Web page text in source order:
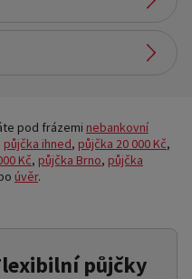
pod frázemi nebankovní
půjčka ihned, půjčka 20 000 Kč,
Kč, půjčka Brno, půjčka
úvěr.
půjčky